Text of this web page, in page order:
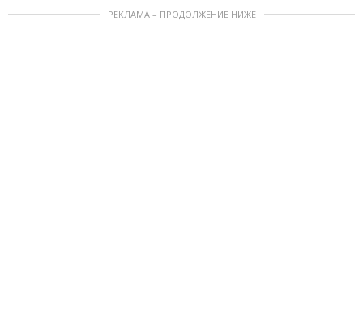
РЕКЛАМА – ПРОДОЛЖЕНИЕ НИЖЕ